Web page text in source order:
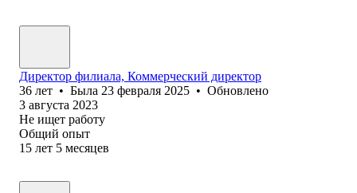
Директор филиала, Коммерческий директор
36 лет • Была 23 февраля 2025 • Обновлено
3 августа 2023
Не ищет работу
Общий опыт
15 лет 5 месяцев